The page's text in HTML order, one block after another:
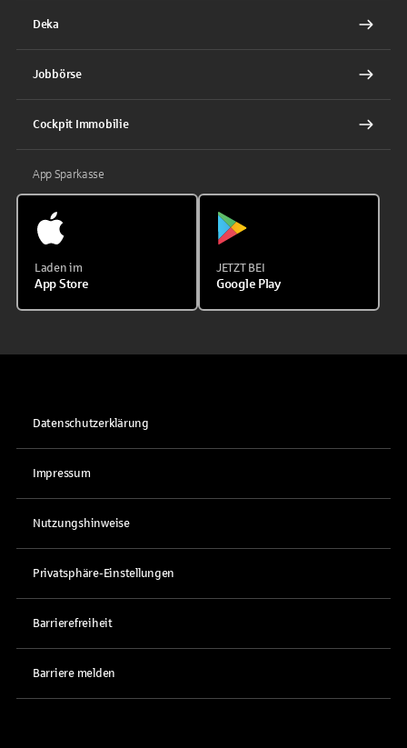
Deka
Jobbörse
Cockpit Immobilie
App Sparkasse
Laden im
App Store
JETZT BEI
Google Play
Datenschutzerklärung
Impressum
Nutzungshinweise
Privatsphäre-Einstellungen
Barrierefreiheit
Barriere melden